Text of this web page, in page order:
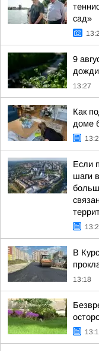
сад»
9
13:27
Как
доме
Если
шаги
В
13:18